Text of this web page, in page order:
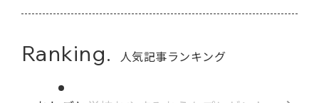
Ranking. 人気記事ランキング